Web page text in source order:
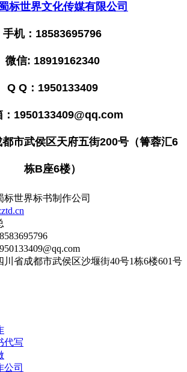
标世界文化传媒有限公司
手机：18583695796
微信: 18919162340
Q Q：1950133409
：1950133409@qq.com
市武侯区天府五街200号（箐蓉汇6
栋B座6楼）
标世界标书制作公司
川省成都市武侯区沙堰街40号1栋6楼601号
代写
公司